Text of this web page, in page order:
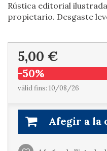
Rústica editorial
propietario. Desgaste
5,00 €
-50%
vàlid fins: 10/08/26
Afegir a la